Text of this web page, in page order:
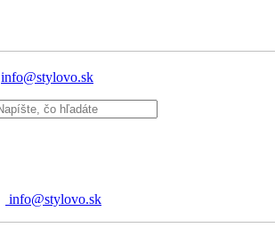
info@stylovo.sk
info@stylovo.sk